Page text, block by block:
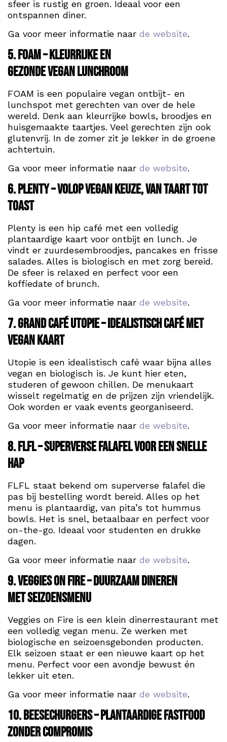
sfeer is rustig en groen. Ideaal voor een
ontspannen diner.
Ga voor meer informatie naar de website.
5. FOAM – Kleurrijke en
gezonde vegan lunchroom
FOAM is een populaire vegan ontbijt- en
lunchspot met gerechten van over de hele
wereld. Denk aan kleurrijke bowls, broodjes en
huisgemaakte taartjes. Veel gerechten zijn ook
glutenvrij. In de zomer zit je lekker in de groene
achtertuin.
Ga voor meer informatie naar de website.
6. Plenty – Volop vegan keuze, van taart tot
toast
Plenty is een hip café met een volledig
plantaardige kaart voor ontbijt en lunch. Je
vindt er zuurdesembroodjes, pancakes en frisse
salades. Alles is biologisch en met zorg bereid.
De sfeer is relaxed en perfect voor een
koffiedate of brunch.
Ga voor meer informatie naar de website.
7. Grand Café Utopie – Idealistisch café met
vegan kaart
Utopie is een idealistisch café waar bijna alles
vegan en biologisch is. Je kunt hier eten,
studeren of gewoon chillen. De menukaart
wisselt regelmatig en de prijzen zijn vriendelijk.
Ook worden er vaak events georganiseerd.
Ga voor meer informatie naar de website.
8. FLFL – Superverse falafel voor een snelle
hap
FLFL staat bekend om superverse falafel die
pas bij bestelling wordt bereid. Alles op het
menu is plantaardig, van pita’s tot hummus
bowls. Het is snel, betaalbaar en perfect voor
on-the-go. Ideaal voor studenten en drukke
dagen.
Ga voor meer informatie naar de website.
9. Veggies on Fire – Duurzaam dineren
met seizoensmenu
Veggies on Fire is een klein dinerrestaurant met
een volledig vegan menu. Ze werken met
biologische en seizoensgebonden producten.
Elk seizoen staat er een nieuwe kaart op het
menu. Perfect voor een avondje bewust én
lekker uit eten.
Ga voor meer informatie naar de website.
10. Beesechurgers – Plantaardige fastfood
zonder compromis